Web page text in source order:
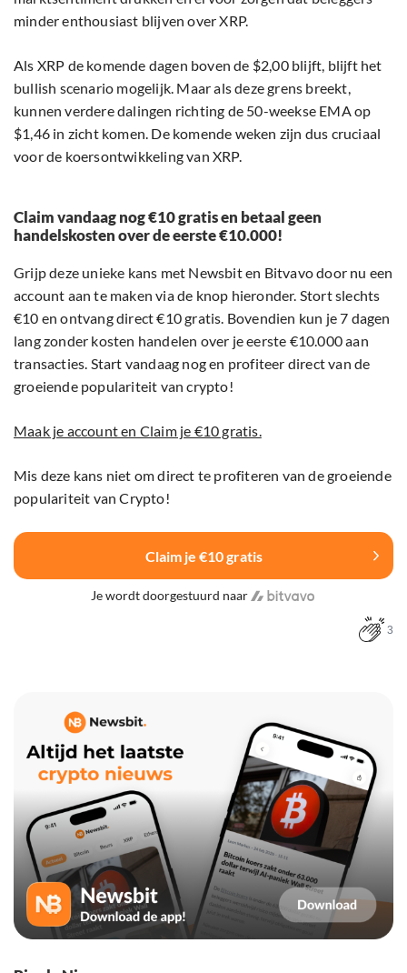
minder enthousiast blijven over XRP.
Als XRP de komende dagen boven de $2,00 blijft, blijft het
bullish scenario mogelijk. Maar als deze grens breekt,
kunnen verdere dalingen richting de 50-weekse EMA op
$1,46 in zicht komen. De komende weken zijn dus cruciaal
voor de koersontwikkeling van XRP.
Claim vandaag nog €10 gratis en betaal geen
handelskosten over de eerste €10.000!
Grijp deze unieke kans met Newsbit en Bitvavo door nu een
account aan te maken via de knop hieronder. Stort slechts
€10 en ontvang direct €10 gratis. Bovendien kun je 7 dagen
lang zonder kosten handelen over je eerste €10.000 aan
transacties. Start vandaag nog en profiteer direct van de
groeiende populariteit van crypto!
Maak je account en Claim je €10 gratis.
Mis deze kans niet om direct te profiteren van de groeiende
populariteit van Crypto!
Claim je €10 gratis
Je wordt doorgestuurd naar
3